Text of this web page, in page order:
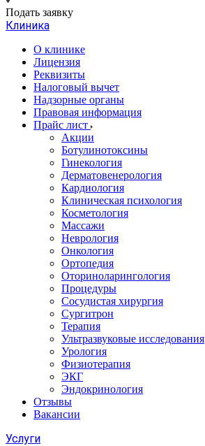
Подать заявку
Клиника
О клинике
Лицензия
Реквизиты
Налоговый вычет
Надзорные органы
Правовая информация
Прайс лист
Акции
Ботулинотоксины
Гинекология
Дерматовенерология
Кардиология
Клиническая психология
Косметология
Массажи
Неврология
Онкология
Ортопедия
Оториноларингология
Процедуры
Сосудистая хирургия
Сургитрон
Терапия
Ультразвуковые исследования
Урология
Физиотерапия
ЭКГ
Эндокринология
Отзывы
Вакансии
Услуги